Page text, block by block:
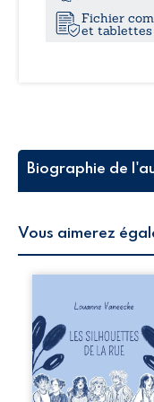
Fichier
et tablettes
Biographie de
Vous aimerez
la rue donne
parole à
traversés par
pensées,